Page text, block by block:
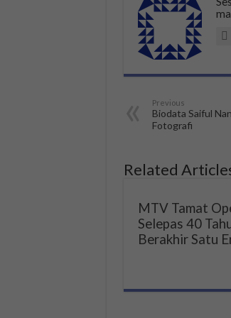
Previous
Biodata Saiful
Fotografi
Related
MTV Tamat
Selepas 40
Berakhir Satu